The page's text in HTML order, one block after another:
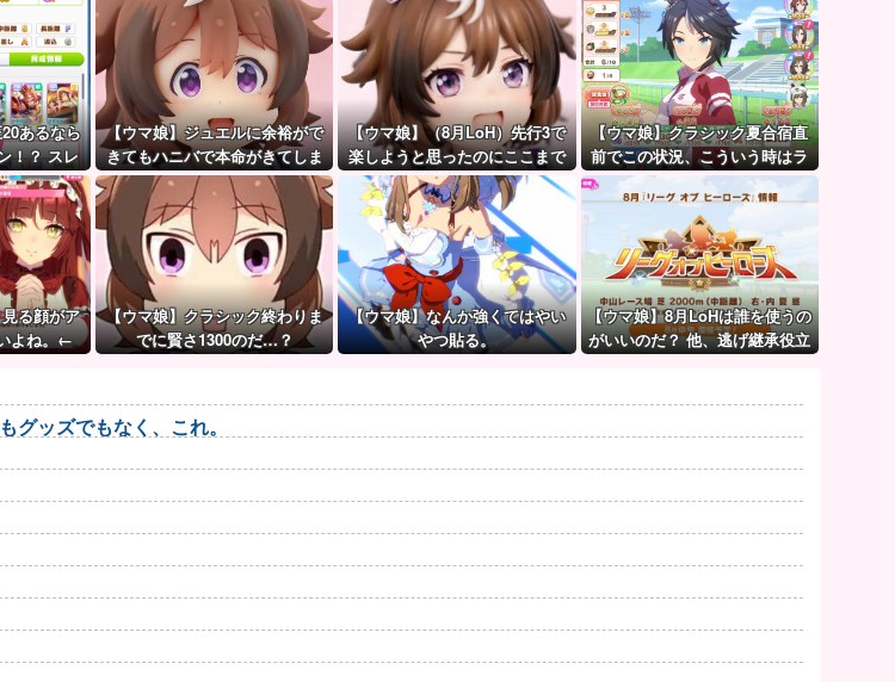
あるなら
！？ スレ
ルが仕上
件
【ウマ娘】ジュエルに余裕がで
きてもハニバで本命がきてしま
うのだ。
【ウマ娘】（8月LoH）先行3で
楽しようと思ったのにここまで
環境が変わるとは思わなかった
のだ…
【ウマ娘】クラシック夏合宿直
前でこの状況、こういう時はラ
ーメン食べてもいいのかな？
る顔がア
よね。←
【ウマ娘】クラシック終わりま
でに賢さ1300のだ…？
【ウマ娘】なんか強くてはやい
やつ貼る。
【ウマ娘】8月LoHは誰を使うの
がいいのだ？ 他、逃げ継承役立
グッズでもなく、これ。